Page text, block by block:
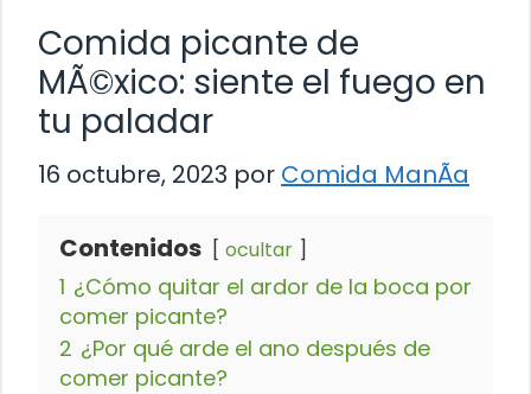
Comida picante de
MÃ©xico: siente el fuego en
tu paladar
16 octubre, 2023 por Comida ManÃ­a
Contenidos ocultar
1 ¿Cómo quitar el ardor de la boca por
comer picante?
2 ¿Por qué arde el ano después de
comer picante?